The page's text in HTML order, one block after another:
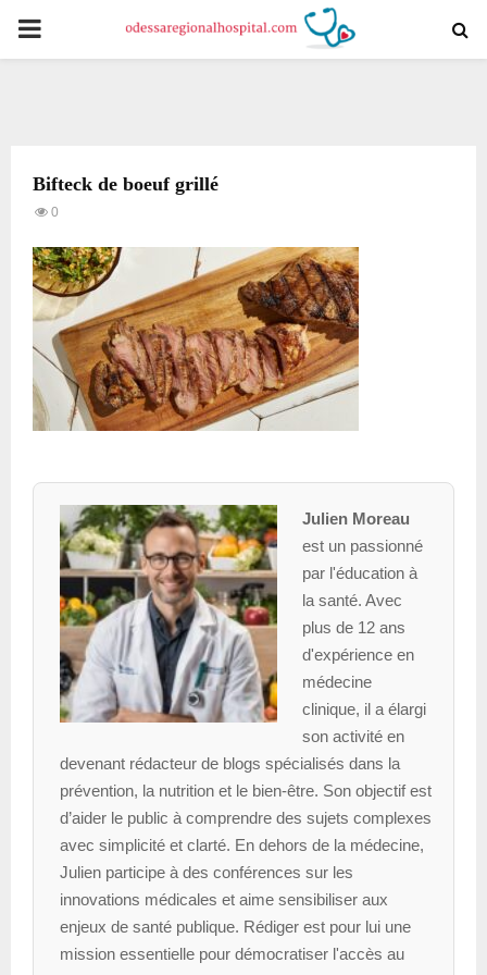
PRIMARY
Bifteck de boeuf grillé
0
Julien Moreau
est un passionné
par l'éducation à
la santé. Avec
plus de 12 ans
d'expérience en
médecine
clinique, il a élargi
son activité en
devenant rédacteur de blogs spécialisés dans la
prévention, la nutrition et le bien-être. Son objectif est
d’aider le public à comprendre des sujets complexes
avec simplicité et clarté. En dehors de la médecine,
Julien participe à des conférences sur les
innovations médicales et aime sensibiliser aux
enjeux de santé publique. Rédiger est pour lui une
mission essentielle pour démocratiser l'accès au